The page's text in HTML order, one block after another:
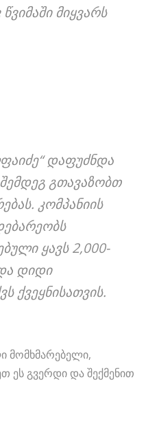
მიყვარს
დაფუძნდა
გთავაზობთ
კომპანიის
ყავს 2,000-
დიდი
ქვეყნისათვის.
მომხმარებელი,
ეს გვერდი და შექმენით